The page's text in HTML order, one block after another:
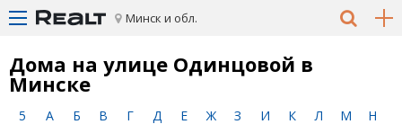
Минск и обл.
Дома на улице Одинцовой в
Минске
5 А Б В Г Д Е Ж З И К Л М
Н